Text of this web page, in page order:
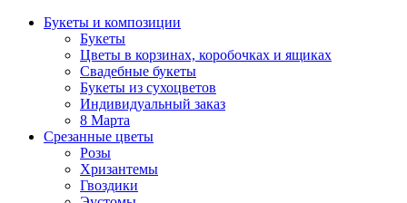
Букеты и композиции
Букеты
Цветы в корзинах, коробочках и ящиках
Свадебные букеты
Букеты из сухоцветов
Индивидуальный заказ
8 Марта
Срезанные цветы
Розы
Хризантемы
Гвоздики